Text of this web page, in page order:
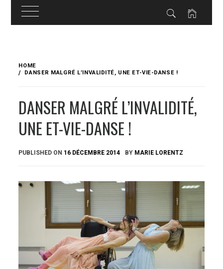
content
HOME
DANSER MALGRÉ L’INVALIDITÉ, UNE ET-VIE-DANSE !
DANSER MALGRÉ L’INVALIDITÉ,
UNE ET-VIE-DANSE !
PUBLISHED ON 16 DÉCEMBRE 2014 BY MARIE LORENTZ